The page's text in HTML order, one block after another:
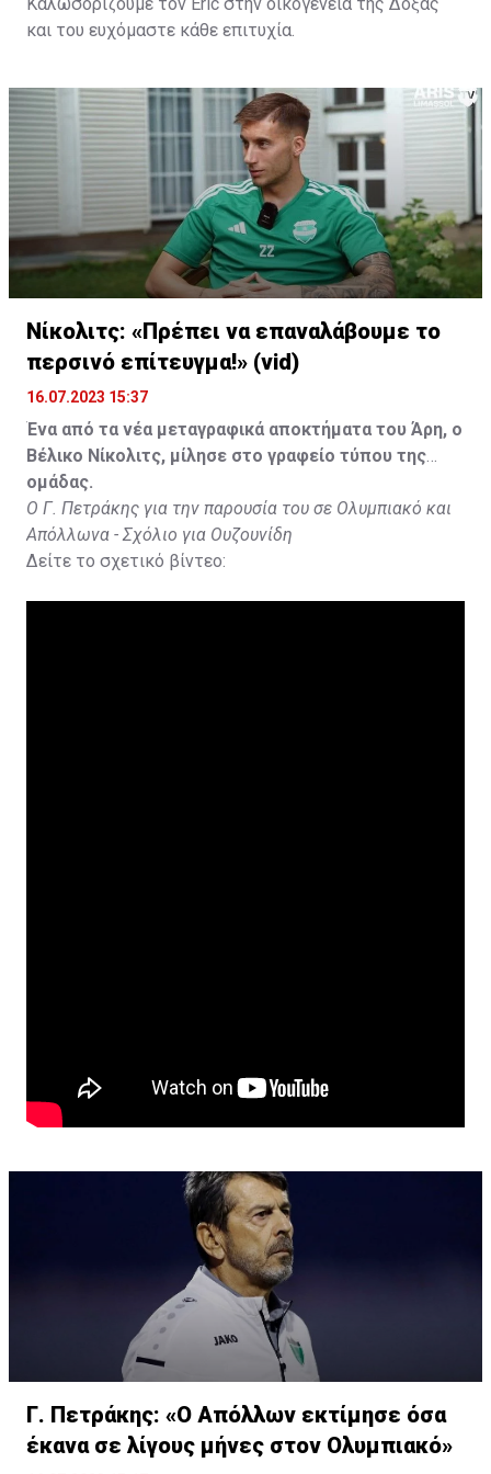
και του ευχόμαστε κάθε επιτυχία.
Νίκολιτς: «Πρέπει να επαναλάβουμε το
περσινό επίτευγμα!» (vid)
16.07.2023 15:37
Ένα από τα νέα μεταγραφικά αποκτήματα του Άρη, ο
Βέλικο Νίκολιτς, μίλησε στο γραφείο τύπου της
ομάδας.
Ο Γ. Πετράκης για την παρουσία του σε Ολυμπιακό και
Απόλλωνα - Σχόλιο για Ουζουνίδη
Δείτε το σχετικό βίντεο:
Γ. Πετράκης: «Ο Απόλλων εκτίμησε όσα
έκανα σε λίγους μήνες στον Ολυμπιακό»